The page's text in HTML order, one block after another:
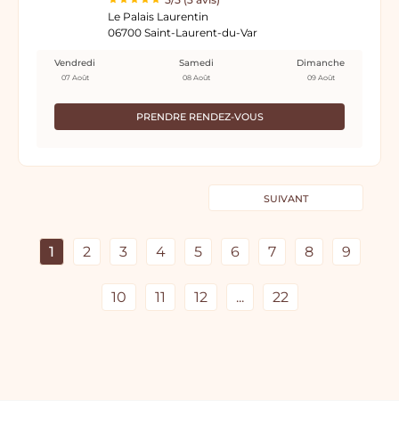
Le Palais Laurentin
06700 Saint-Laurent-du-Var
PRENDRE RENDEZ-VOUS
Vendredi
07 Août
Samedi
08 Août
Dimanche
09 Août
SUIVANT
1 2 3 4 5 6 7 8 9
10 11 12 ... 22